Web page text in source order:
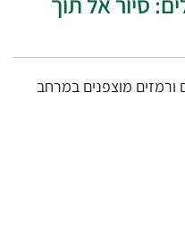
ורמזים מוצפנים במרחב